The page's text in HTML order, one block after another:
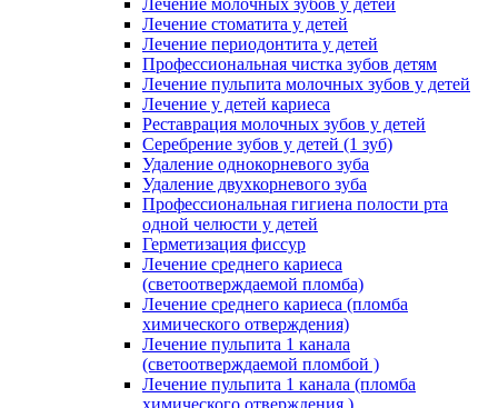
Лечение молочных зубов у детей
Лечение стоматита у детей
Лечение периодонтита у детей
Профессиональная чистка зубов детям
Лечение пульпита молочных зубов у детей
Лечение у детей кариеса
Реставрация молочных зубов у детей
Серебрение зубов у детей (1 зуб)
Удаление однокорневого зуба
Удаление двухкорневого зуба
Профессиональная гигиена полости рта
одной челюсти у детей
Герметизация фиссур
Лечение среднего кариеса
(светоотверждаемой пломба)
Лечение среднего кариеса (пломба
химического отверждения)
Лечение пульпита 1 канала
(светоотверждаемой пломбой )
Лечение пульпита 1 канала (пломба